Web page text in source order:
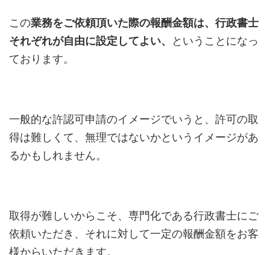
この業務をご依頼頂いた際の報酬金額は、行政書士
それぞれが自由に設定してよい、
ということになっ
ております。
一般的な許認可申請のイメージでいうと、許可の取
得は難しくて、無理ではないかというイメージがあ
るかもしれません。
取得が難しいからこそ、専門化である行政書士にご
依頼いただき、それに対して一定の報酬金額をお客
様からいただきます。